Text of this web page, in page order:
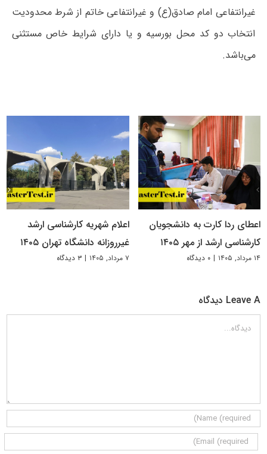
غیرانتفاعی امام صادق(ع) و غیرانتفاعی خاتم از شرط محدودیت
انتخاب دو کد محل بورسیه و یا دارای شرایط خاص مستثنی
می‌باشد.
اعطای ردا کارت به دانشجویان
کارشناسی ارشد از مهر ۱۴۰۵
۱۴ مرداد, ۱۴۰۵ | ۰ دیدگاه
اعلام شهریه کارشناسی ارشد
غیرروزانه دانشگاه تهران ۱۴۰۵
۷ مرداد, ۱۴۰۵ | ۳ دیدگاه
Leave A دیدگاه
دیدگاه